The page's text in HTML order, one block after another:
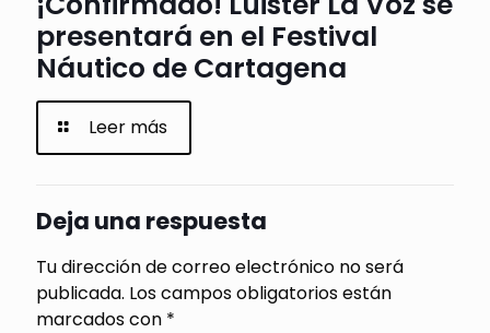
presentará en el Festival
Náutico de Cartagena
Leer más
Deja una respuesta
Tu dirección de correo electrónico no será
publicada. Los campos obligatorios están
marcados con *